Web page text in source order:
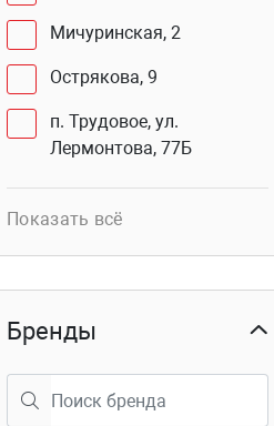
Мичуринская, 2
Острякова, 9
п. Трудовое, ул.
Лермонтова, 77Б
Юмашева, 2 В
103б)
Столетия Владивостока,
40
Семёновская 25
Показать всё
Бренды